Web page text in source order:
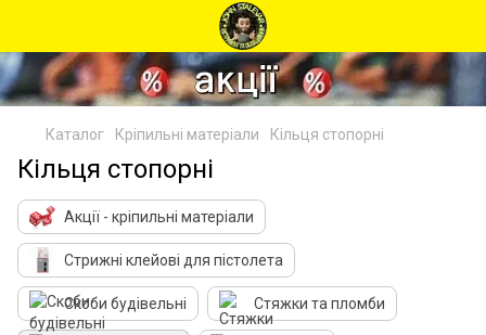
Каталог Кріпильні матеріали Кільця стопорні
Кільця стопорні
Акції - кріпильні матеріали
Стрижні клейові для пістолета
Скоби будівельні Стяжки та пломби